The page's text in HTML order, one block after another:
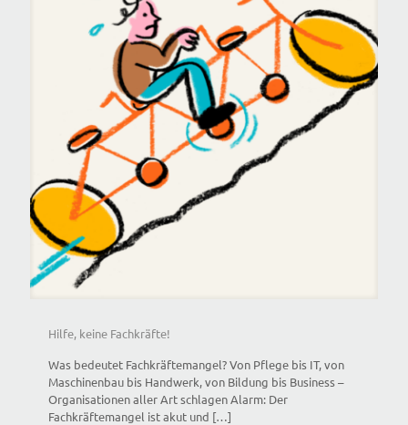
Hilfe, keine Fachkräfte!
Was bedeutet Fachkräftemangel? Von Pflege bis IT, von
Maschinenbau bis Handwerk, von Bildung bis Business –
Organisationen aller Art schlagen Alarm: Der
Fachkräftemangel ist akut und […]